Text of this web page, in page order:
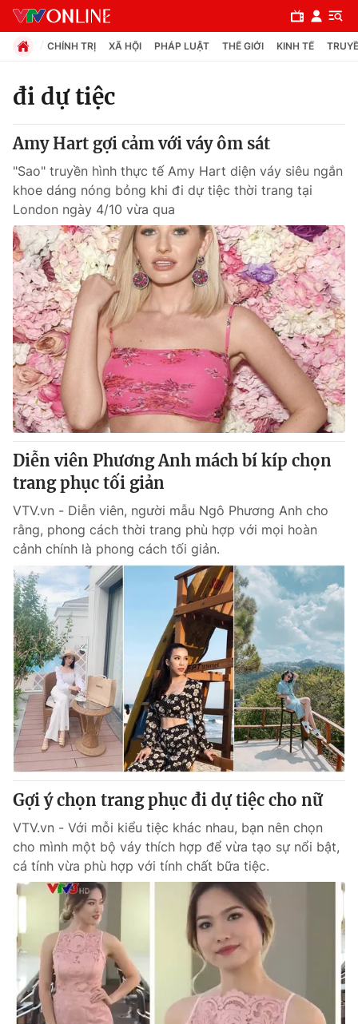
Chuyên mục
Xã hội
Pháp luật
Y tế
Thế giới
Tin tức
Thế giới đó đây
Câu chuyện quốc tế
Kinh tế
Tài chính
Thị trường
Góc doanh nghiệp
Dữ liệu và đời sống
Truyền hình
Phim VTV
Hậu trường
Nhân vật
Khán giả
Giải sao mai
Giải trí
Điện ảnh
Âm nhạc
Sao
Đời sống
Du lịch
Làm đẹp
Chất lượng cuộc sống
Giáo dục
Tuyển sinh
Học trực tuyến
Công nghệ
Hitech Công nghệ tương lai
Sản phẩm
Thị trường
Tư vấn
Giao lưu trực tuyến
Lịch phát sóng
Chuyên mục khác
Emagazine Podcast
Photo Infographic
Video Shorts video
VTV Money VTV Thể thao
CHÍNH TRỊ XÃ HỘI PHÁP LUẬT THẾ GIỚI KINH TẾ
đi dự tiệc
Amy Hart gợi cảm với váy ôm sát
"Sao" truyền hình thực tế Amy Hart diện váy siêu ngắn
khoe dáng nóng bỏng khi đi dự tiệc thời trang tại
London ngày 4/10 vừa qua
Diễn viên Phương Anh mách bí kíp chọn
trang phục tối giản
VTV.vn - Diễn viên, người mẫu Ngô Phương Anh cho
rằng, phong cách thời trang phù hợp với mọi hoàn
cảnh chính là phong cách tối giản.
Gợi ý chọn trang phục đi dự tiệc cho nữ
VTV.vn - Với mỗi kiểu tiệc khác nhau, bạn nên chọn
cho mình một bộ váy thích hợp để vừa tạo sự nổi bật,
cá tính vừa phù hợp với tính chất bữa tiệc.